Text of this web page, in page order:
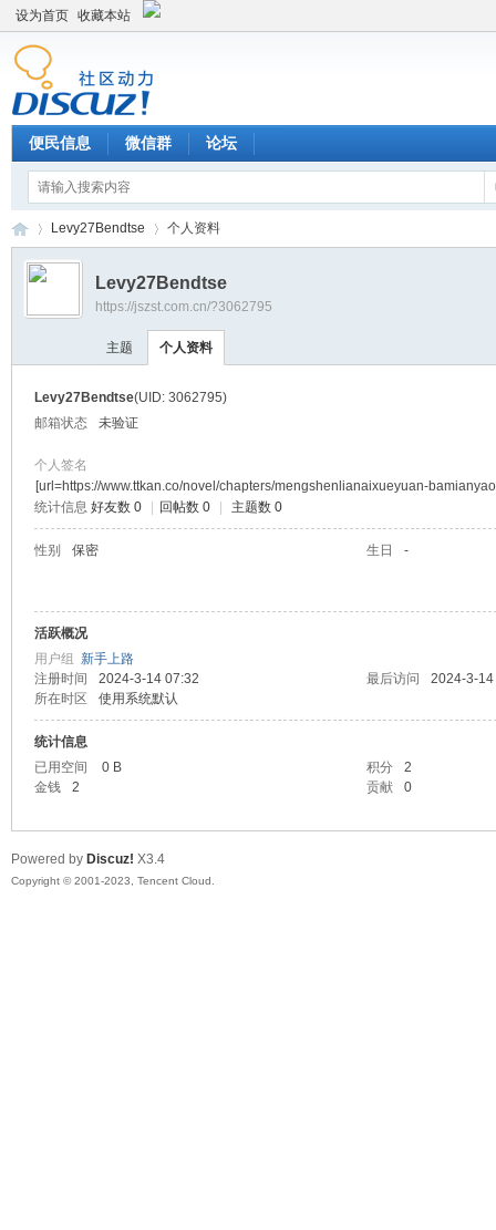
设为首页 收藏本站
便民信息 微信群 论坛
›
Levy27Bendtse 个人资料
Levy27Bendtse
https://jszst.com.cn/?3062795
主题 个人资料
Levy27Bendtse(UID: 3062795)
邮箱状态
未验证
个人签名
[url=https://www.ttkan.co/novel/chapters/mengshenlianaixueyuan-
统计信息 好友数 0 回帖数 0 主题数 0
性别 保密 生日 -
活跃概况
用户组 新手上路
注册时间
2024-3-14 07:32 最后访问
2024-3-
所在时区
使用系统默认
统计信息
已用空间
0 B 积分
2
金钱
2 贡献 0
Powered by Discuz! X3.4
Copyright © 2001-2023, Tencent Cloud.